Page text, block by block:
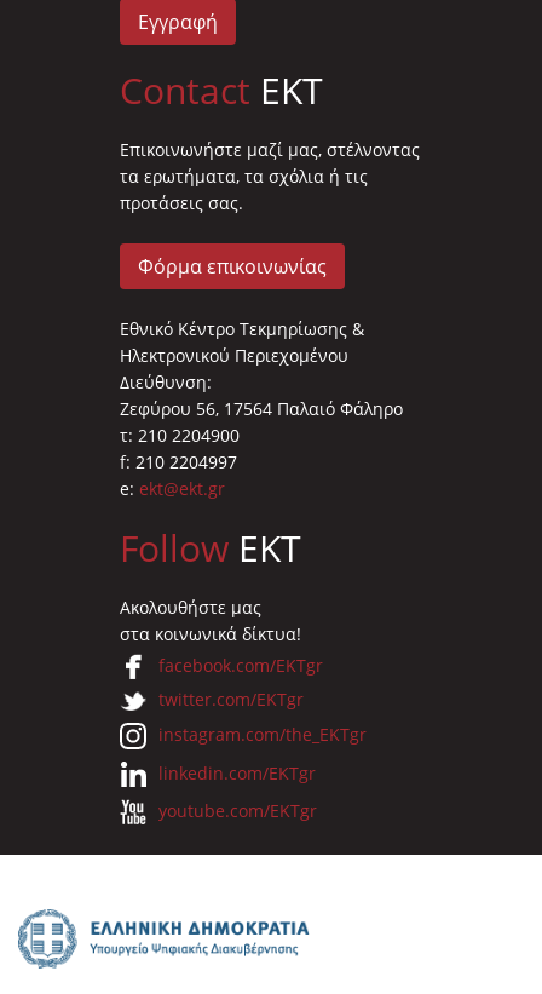
Εγγραφή
Contact EKT
Επικοινωνήστε μαζί μας, στέλνοντας
τα ερωτήματα, τα σχόλια ή τις
προτάσεις σας.
Φόρμα επικοινωνίας
Εθνικό Κέντρο Τεκμηρίωσης &
Ηλεκτρονικού Περιεχομένου
Διεύθυνση:
Ζεφύρου 56, 17564 Παλαιό Φάληρο
τ: 210 2204900
f: 210 2204997
e: ekt@ekt.gr
Follow EKT
Ακολουθήστε μας
στα κοινωνικά δίκτυα!
facebook.com/EKTgr
twitter.com/EKTgr
instagram.com/the_EKTgr
linkedin.com/EKTgr
youtube.com/EKTgr